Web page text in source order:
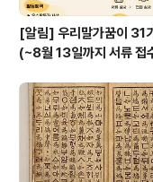
[알림] 우리말가꿈이 31
(~8월 13일까지 서류 접